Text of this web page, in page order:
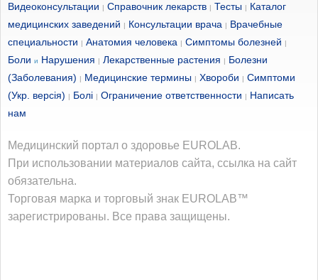
Видеоконсультации | Справочник лекарств | Тесты | Каталог
медицинских заведений | Консультации врача | Врачебные
специальности | Анатомия человека | Симптомы болезней |
Боли и Нарушения | Лекарственные растения | Болезни
(Заболевания) | Медицинские термины | Хвороби | Симптоми
(Укр. версія) | Болі | Ограничение ответственности | Написать
нам
Медицинский портал о здоровье EUROLAB.
При использовании материалов сайта, ссылка на сайт
обязательна.
Торговая марка и торговый знак EUROLAB™
зарегистрированы. Все права защищены.